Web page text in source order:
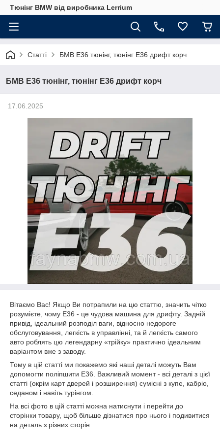
Тюнінг BMW від виробника Lerrium
Статті БМВ Е36 тюнінг, тюнінг Е36 дрифт корч
БМВ Е36 тюнінг, тюнінг Е36 дрифт корч
17.06.2025
Вітаємо Вас! Якщо Ви потрапили на цю статтю, значить чітко
розумієте, чому Е36 - це чудова машина для дрифту. Задній
привід, ідеальний розподіл ваги, відносно недороге
обслуговування, легкість в управлінні, та й легкість самого
авто роблять цю легендарну «трійку» практично ідеальним
варіантом вже з заводу.
Тому в цій статті ми покажемо які наші деталі можуть Вам
допомогти поліпшити Е36. Важливий момент - всі деталі з цієї
статті (окрім карт дверей і розширення) сумісні з купе, кабріо,
седаном і навіть турінгом.
На всі фото в цій статті можна натиснути і перейти до
сторінки товару, щоб більше дізнатися про нього і подивитися
на деталь з різних сторін